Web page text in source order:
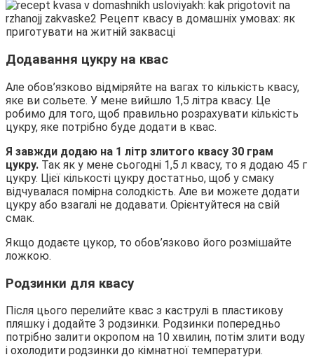
Додавання цукру на квас
Але обов’язково відміряйте на вагах то кількість квасу,
яке ви сольете. У мене вийшло 1,5 літра квасу. Це
робимо для того, щоб правильно розрахувати кількість
цукру, яке потрібно буде додати в квас.
Я завжди додаю на 1 літр злитого квасу 30 грам
цукру. Так як у мене сьогодні 1,5 л квасу, то я додаю 45 г
цукру. Цієї кількості цукру достатньо, щоб у смаку
відчувалася помірна солодкість. Але ви можете додати
цукру або взагалі не додавати. Орієнтуйтеся на свій
смак.
Якщо додаєте цукор, то обов’язково його розмішайте
ложкою.
Родзинки для квасу
Після цього перелийте квас з каструлі в пластикову
пляшку і додайте 3 родзинки. Родзинки попередньо
потрібно залити окропом на 10 хвилин, потім злити воду
і охолодити родзинки до кімнатної температури.